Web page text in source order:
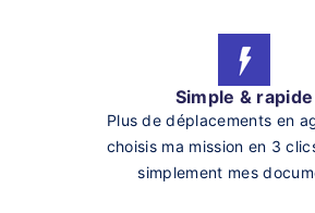
Simple & rapide
Plus de déplacements en
choisis ma mission en 3
simplement mes